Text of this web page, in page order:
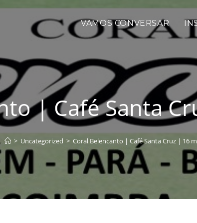
VAMOS CONVERSAR
| Café Santa
> Uncategorized > Coral Belencanto | Café Santa Cruz | 16